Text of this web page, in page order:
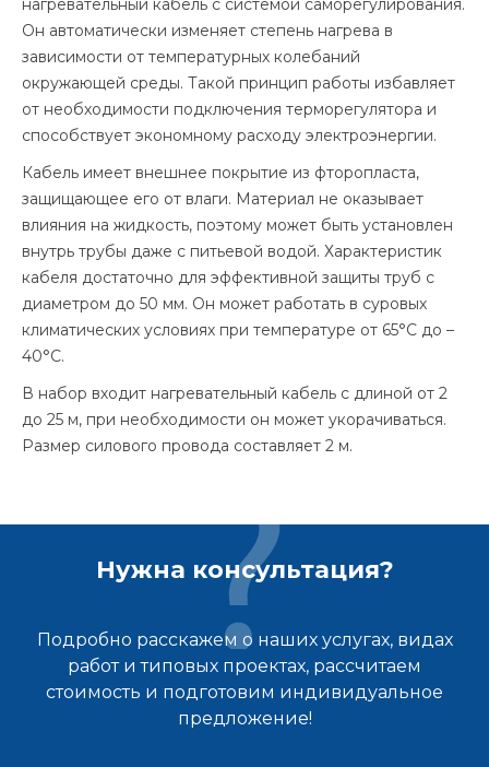
нагревательный кабель с системой саморегулирования.
Он автоматически изменяет степень нагрева в
зависимости от температурных колебаний
окружающей среды. Такой принцип работы избавляет
от необходимости подключения терморегулятора и
способствует экономному расходу электроэнергии.
Кабель имеет внешнее покрытие из фторопласта,
защищающее его от влаги. Материал не оказывает
влияния на жидкость, поэтому может быть установлен
внутрь трубы даже с питьевой водой. Характеристик
кабеля достаточно для эффективной защиты труб с
диаметром до 50 мм. Он может работать в суровых
климатических условиях при температуре от 65°С до –
40°С.
В набор входит нагревательный кабель с длиной от 2
до 25 м, при необходимости он может укорачиваться.
Размер силового провода составляет 2 м.
Нужна консультация?
Подробно расскажем о наших услугах, видах
работ и типовых проектах, рассчитаем
стоимость и подготовим индивидуальное
предложение!